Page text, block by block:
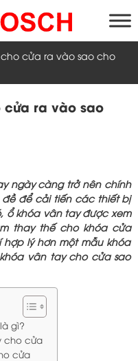
cửa ra vào sao cho
cửa ra vào sao
ngày càng trở nên chính
để cải tiến các thiết bị
ổ khóa vân tay được xem
thay thế cho khóa cửa
lý hơn một mẫu khóa
vân tay cho cửa sao
gì?
cho cửa
cửa